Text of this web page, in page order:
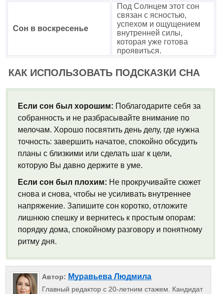
Сон в воскресенье
Под Солнцем этот сон
связан с ясностью,
успехом и ощущением
внутренней силы,
которая уже готова
проявиться.
КАК ИСПОЛЬЗОВАТЬ ПОДСКАЗКИ СНА
Если сон был хорошим: Поблагодарите себя за
собранность и не разбрасывайте внимание по
мелочам. Хорошо посвятить день делу, где нужна
точность: завершить начатое, спокойно обсудить
планы с близкими или сделать шаг к цели,
которую Вы давно держите в уме.
Если сон был плохим: Не прокручивайте сюжет
снова и снова, чтобы не усиливать внутреннее
напряжение. Запишите сон коротко, отложите
лишнюю спешку и вернитесь к простым опорам:
порядку дома, спокойному разговору и понятному
ритму дня.
Автор: Муравьева Людмила
Главный редактор с 20-летним стажем. Кандидат